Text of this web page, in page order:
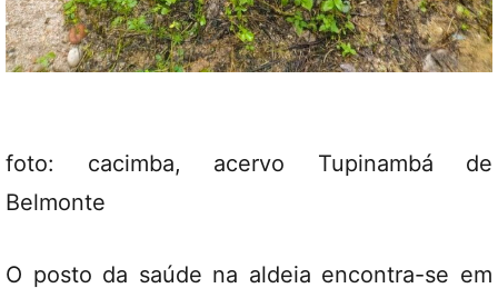
foto: cacimba, acervo Tupinambá de
Belmonte
O posto da saúde na aldeia encontra-se em